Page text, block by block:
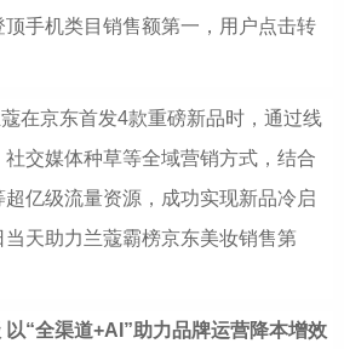
手机类目销售额第一，用户点击转
在京东首发4款重磅新品时，通过线
交媒体种草等全域营销方式，结合
亿级流量资源，成功实现新品冷启
天助力兰蔻霸榜京东美妆销售第
“全渠道+AI”助力品牌运营降本增效